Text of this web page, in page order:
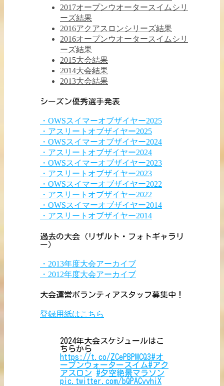
2017オープンウオータースイムシリ
ーズ結果
2016アクアスロンシリーズ結果
2016オープンウオータースイムシリ
ーズ結果
2015大会結果
2014大会結果
2013大会結果
シーズン優秀選手発表
・OWSスイマーオブザイヤー2025
・アスリートオブザイヤー2025
・OWSスイマーオブザイヤー2024
・アスリートオブザイヤー2024
・OWSスイマーオブザイヤー2023
・アスリートオブザイヤー2023
・OWSスイマーオブザイヤー2022
・アスリートオブザイヤー2022
・OWSスイマーオブザイヤー2014
・アスリートオブザイヤー2014
過去の大会（リザルト・フォトギャラリ
ー）
・2013年度大会アーカイブ
・2012年度大会アーカイブ
大会運営ボランティアスタッフ募集中！
登録用紙はこちら
2024年大会スケジュールはこ
ちらから
https://t.co/ZCePBPMCQ3#オ
ープンウォータースイム#アク
アスロン
#夕空絶景マラソン
pic.twitter.com/bQPACvvhiX